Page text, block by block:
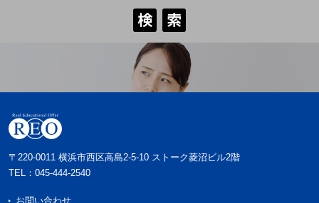
検 索
検 索
〒220-0011 横浜市西区高島2-5-10 ストーク菱沼ビル2階
TEL： 045-444-2540
お問い合わせ